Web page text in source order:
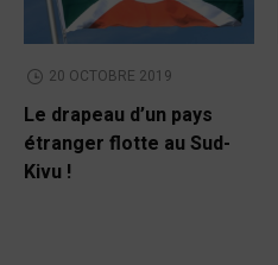
20 OCTOBRE 2019
Le drapeau d’un pays
étranger flotte au Sud-
Kivu !